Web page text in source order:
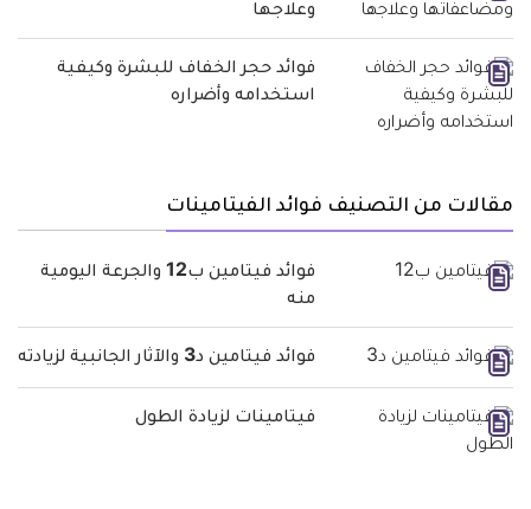
وعلاجها
فوائد حجر الخفاف للبشرة وكيفية
استخدامه وأضراره
مقالات من التصنيف فوائد الفيتامينات
فوائد فيتامين ب12 والجرعة اليومية
منه
فوائد فيتامين د3 والآثار الجانبية لزيادته
فيتامينات لزيادة الطول